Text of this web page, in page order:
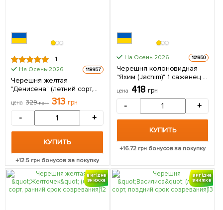
1
На Осень-2026 118957
Черешня желтая
"Денисена" (летний сорт,
средний срок созревания)
1 саженец в упаковке
цена 329грн 313 грн
- +
КУПИТЬ
+12.5 грн бонусов за покупку
На Осень-2026 101950
Черешня колоновидная
"Яхим (Jachim)" 1 саженец в
упаковке
цена 418 грн
- +
КУПИТЬ
+16.72грн бонусов за покупку
вигідна
знижка
вигідна
знижка